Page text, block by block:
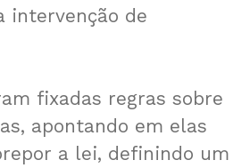
intervenção de
fixadas regras sobre
apontando em elas
a lei, definindo um